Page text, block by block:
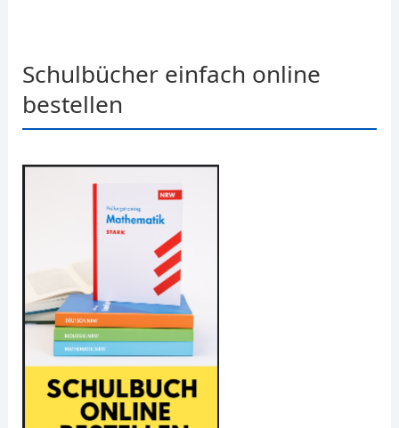
Schulbücher einfach online
bestellen